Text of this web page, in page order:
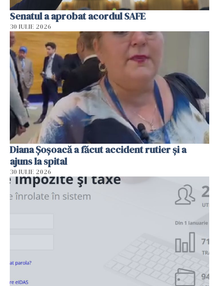
Senatul a aprobat acordul SAFE
30 IULIE 2026
Diana Șoșoacă a făcut accident rutier și a
ajuns la spital
30 IULIE 2026